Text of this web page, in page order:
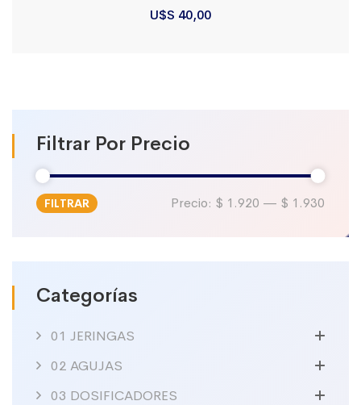
Filtrar Por Precio
Precio
Precio
FILTRAR Precio: $ 1.920 — $ 1.930
Categorías
01 JERINGAS
02 AGUJAS
03 DOSIFICADORES
U$S 40,00